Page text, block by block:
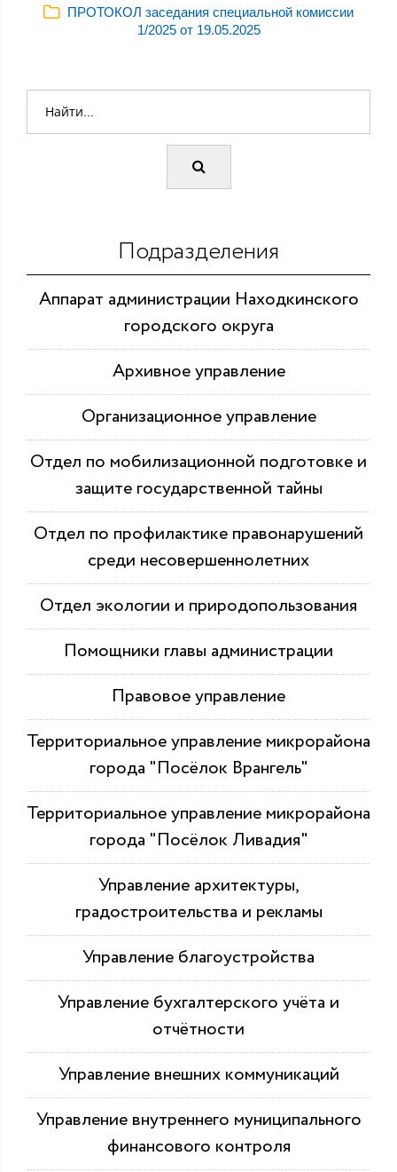
ПРОТОКОЛ заседания специальной комиссии
1/2025 от 19.05.2025
Подразделения
Аппарат администрации Находкинского
городского округа
Архивное управление
Организационное управление
Отдел по мобилизационной подготовке и
защите государственной тайны
Отдел по профилактике правонарушений
среди несовершеннолетних
Отдел экологии и природопользования
Помощники главы администрации
Правовое управление
Территориальное управление микрорайона
города "Посёлок Врангель"
Территориальное управление микрорайона
города "Посёлок Ливадия"
Управление архитектуры,
градостроительства и рекламы
Управление благоустройства
Управление бухгалтерского учёта и
отчётности
Управление внешних коммуникаций
Управление внутреннего муниципального
финансового контроля